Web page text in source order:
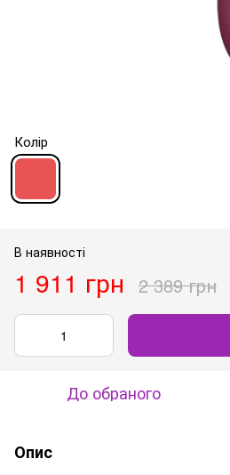
Колір
В наявності
1 911 грн 2 389 грн
До обраного
Опис